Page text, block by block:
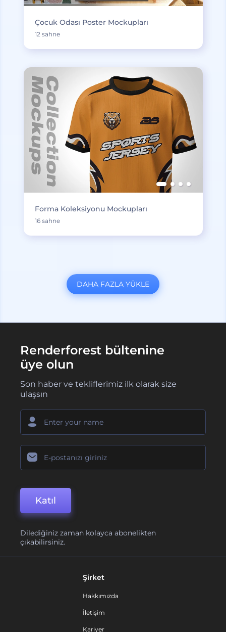
Çocuk Odası Poster Mockupları
12 sahne
Forma Koleksiyonu Mockupları
16 sahne
DAHA FAZLA YÜKLE
Renderforest bültenine
üye olun
Son haber ve tekliflerimiz ilk olarak size
ulaşsın
Katıl
Dilediğiniz zaman kolayca abonelikten
çıkabilirsiniz.
Şirket
Hakkımızda
İletişim
Kariyer